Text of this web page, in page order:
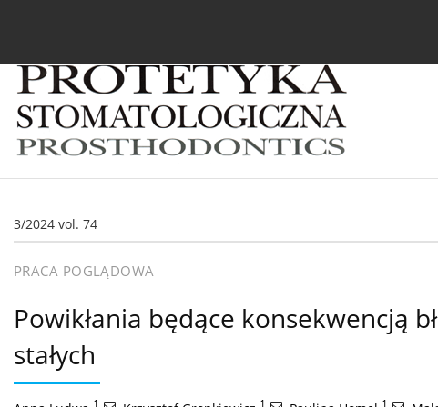
3/2024 vol. 74
PRACA POGLĄDOWA
Powikłania będące konsekwencją
stałych
1 1 1